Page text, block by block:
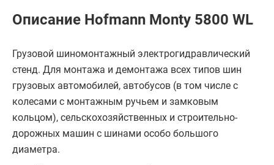
Описание Hofmann Monty 5800 WL
Грузовой шиномонтажный электрогидравлический
стенд. Для монтажа и демонтажа всех типов шин
грузовых автомобилей, автобусов (в том числе с
колесами с монтажным ручьем и замковым
кольцом), сельскохозяйственных и строительно-
дорожных машин с шинами особо большого
диаметра.